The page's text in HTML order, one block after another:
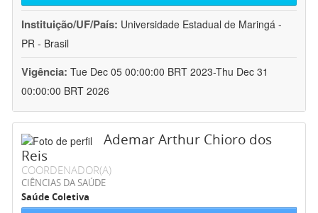
Instituição/UF/País: Universidade Estadual de Maringá -
PR - Brasil
Vigência: Tue Dec 05 00:00:00 BRT 2023-Thu Dec 31
00:00:00 BRT 2026
Ademar Arthur Chioro dos
Reis
COORDENADOR(A)
CIÊNCIAS DA SAÚDE
Saúde Coletiva